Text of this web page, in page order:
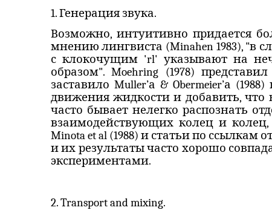
1. Генерация звука.
Возможно, интуитивно придается
мнению лингвиста (Minahen 1983), "в
с клокочущим 'rl' указывают на
образом".Moehring (1978)
заставило Muller’а & Obermeier’а
движения жидкости и добавить, что
часто бывает нелегко распознать
взаимодействующих колец и
Minota etal(1988) и статьи по ссылкам
и их результаты часто хорошо
экспериментами.
2. Transport and mixing.